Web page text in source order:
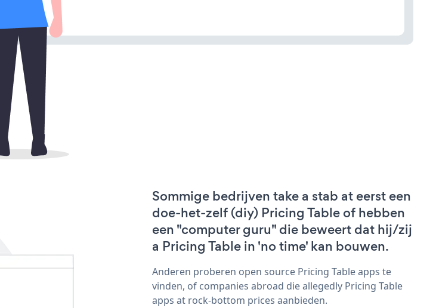
Sommige bedrijven take a stab at eerst een
doe-het-zelf (diy) Pricing Table of hebben
een "computer guru" die beweert dat hij/zij
a Pricing Table in 'no time' kan bouwen.
Anderen proberen open source Pricing Table apps te
vinden, of companies abroad die allegedly Pricing Table
apps at rock-bottom prices aanbieden.